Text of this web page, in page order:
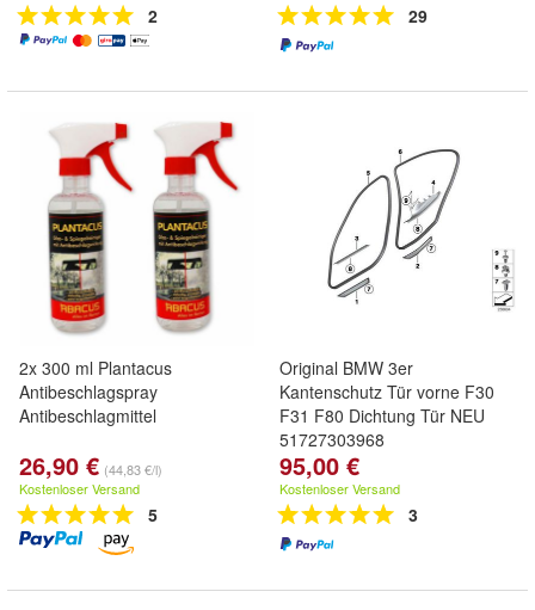
2 29
2x 300 ml Plantacus
Antibeschlagspray
Antibeschlagmittel
26,90 € (44,83 €/l)
Kostenloser Versand
5
Original BMW 3er
Kantenschutz Tür vorne F30
F31 F80 Dichtung Tür NEU
51727303968
95,00 €
Kostenloser Versand
3